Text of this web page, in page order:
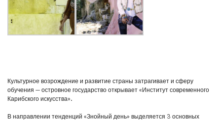
Культурное возрождение и развитие страны затрагивает и сферу
обучения — островное государство открывает «Институт современного
Карибского искусства».
В направлении тенденций «Знойный день» выделяется 3 основных